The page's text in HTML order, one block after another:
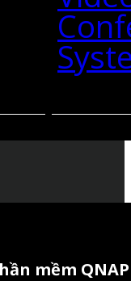
mềm QNAP